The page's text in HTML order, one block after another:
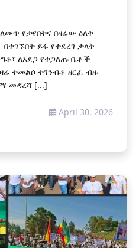
የታየበትና በዛሬው ዕለት
ይፋ የተደረገ ታላቅ
ለአደጋ የተጋለጡ ቤቶች
ተመልሶ ተገንብቶ ዘርፈ ብዙ
መዳረሻ [...]
April 30, 2026